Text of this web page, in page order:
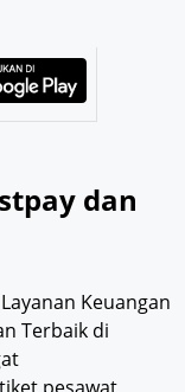
dan
Keuangan
Terbaik di